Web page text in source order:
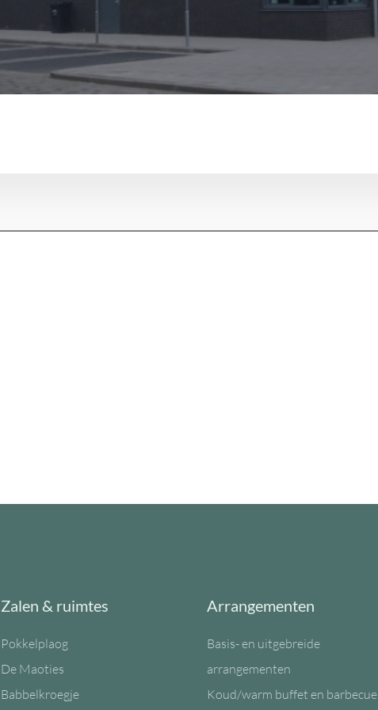
Zalen & ruimtes
Pokkelplaog
De Maoties
Babbelkroegje
Arrangementen
Basis- en uitgebreide
arrangementen
Koud/warm buffet en barbecue